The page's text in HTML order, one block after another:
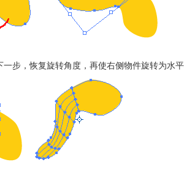
，恢复旋转角度，再使右侧物件旋转为水